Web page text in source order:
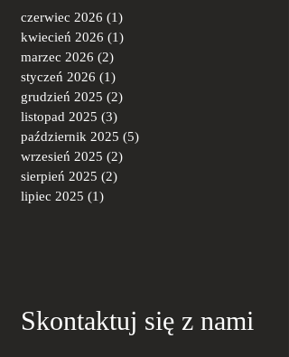
czerwiec 2026 (1)
kwiecień 2026 (1)
marzec 2026 (2)
styczeń 2026 (1)
grudzień 2025 (2)
listopad 2025 (3)
październik 2025 (5)
wrzesień 2025 (2)
sierpień 2025 (2)
lipiec 2025 (1)
Skontaktuj się z nami